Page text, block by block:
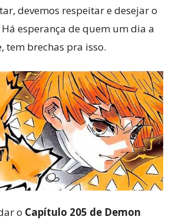
devemos respeitar e desejar o
esperança de quem um dia a
tem brechas pra isso.
o Capítulo 205 de Demon